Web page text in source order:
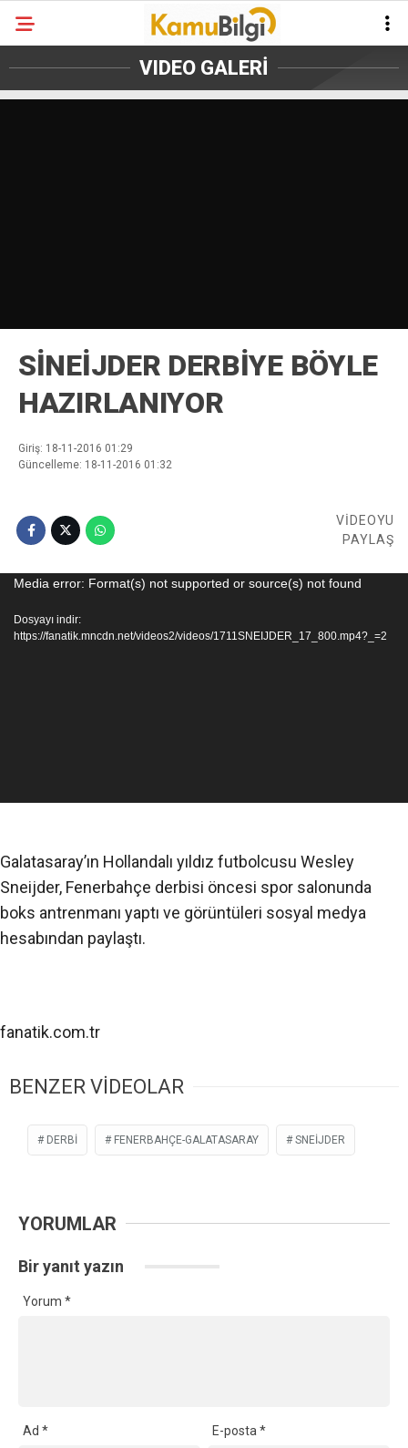
VIDEO GALERİ
SİNEİJDER DERBİYE BÖYLE
HAZIRLANIYOR
Giriş: 18-11-2016 01:29
Güncelleme: 18-11-2016 01:32
VİDEOYU
PAYLAŞ
Video
Media error: Format(s) not supported or source(s) not found
Dosyayı indir:
https://fanatik.mncdn.net/videos2/videos/1711SNEIJDER_17_800.mp4?_=2
Galatasaray’ın Hollandalı yıldız futbolcusu Wesley
Sneijder, Fenerbahçe derbisi öncesi spor salonunda
boks antrenmanı yaptı ve görüntüleri sosyal medya
hesabından paylaştı.
fanatik.com.tr
BENZER VİDEOLAR
DERBI FENERBAHÇE-GALATASARAY SNEIJDER
YORUMLAR
Bir yanıt yazın
Yorum *
Ad * E-posta*